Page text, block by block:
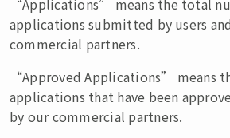
“Applications” means the total
applications submitted by users
commercial partners.
“Approved Applications” means
applications that have been
by our commercial partners.